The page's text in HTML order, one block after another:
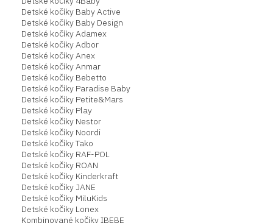
Detské kočíky Baby Active
Detské kočíky Baby Design
Detské kočíky Adamex
Detské kočíky Adbor
Detské kočíky Anex
Detské kočíky Anmar
Detské kočíky Bebetto
Detské kočíky Paradise Baby
Detské kočíky Petite&Mars
Detské kočíky Play
Detské kočíky Nestor
Detské kočíky Noordi
Detské kočíky Tako
Detské kočíky RAF-POL
Detské kočíky ROAN
Detské kočíky Kinderkraft
Detské kočíky JANE
Detské kočíky MiluKids
Detské kočíky Lonex
Kombinované kočíky IBEBE